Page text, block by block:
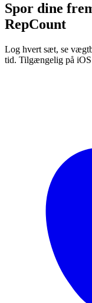
Spor dine
RepCount
Log hvert sæt, se
tid. Tilgængelig på